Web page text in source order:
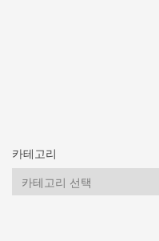
카테고리
카
테